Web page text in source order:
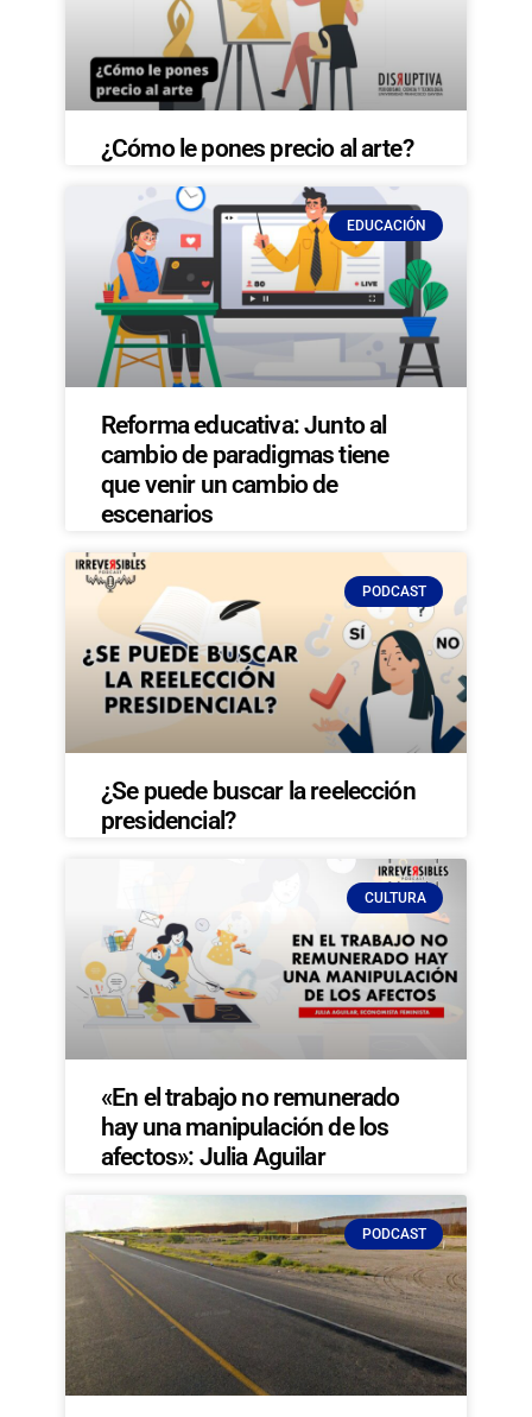
¿Cómo le pones precio al arte?
EDUCACIÓN
Reforma educativa: Junto al
cambio de paradigmas tiene
que venir un cambio de
escenarios
PODCAST
¿Se puede buscar la reelección
presidencial?
CULTURA
«En el trabajo no remunerado
hay una manipulación de los
afectos»: Julia Aguilar
PODCAST